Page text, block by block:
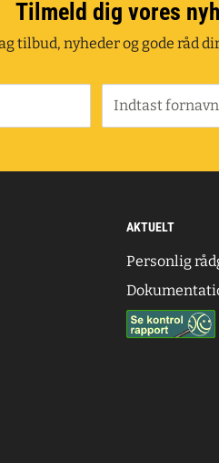
Tilmeld dig vores
tilbud, nyheder og gode råd
Indtast fornavn
AKTUELT
Personlig